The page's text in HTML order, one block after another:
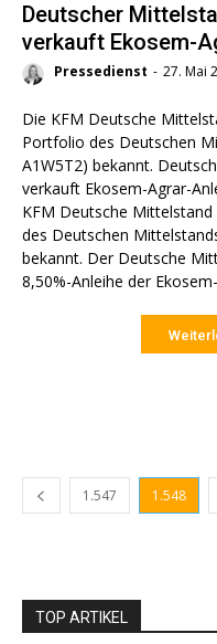
Deutscher
verkauft Ekosem-
Pressedienst - 27. Mai
Die KFM Deutsche
Portfolio des Deutschen
A1W5T2) bekannt. Deutscher Mittelstandsanleihen Fonds
verkauft Ekosem-Agrar-Anleihe Düsseldorf, 27. Mai
KFM Deutsche
des Deutschen
bekannt. Der Deutsche Mittelstandsanleihen Fonds hat die
8,50%-Anleihe der
1.547 1.548
TOP ARTIKEL